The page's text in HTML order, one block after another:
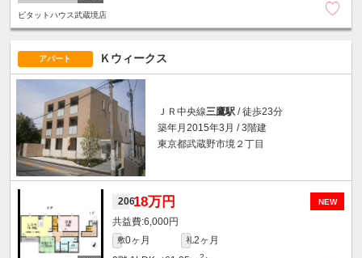
ピタットハウス武蔵境店
アパート Ｋウィークス
ＪＲ中央線三鷹駅 / 徒歩23分
築年月2015年3月 / 3階建
東京都武蔵野市境２丁目
NEW
20618万円
6,000円
敷0ヶ月 礼2ヶ月